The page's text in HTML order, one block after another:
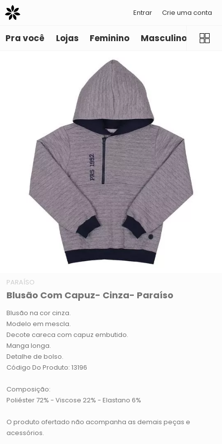
Entrar Crie uma conta
Pra você Lojas Feminino Masculino
PARAÍSO
Blusão Com Capuz- Cinza- Paraíso
Blusão na cor cinza.
Modelo em mescla.
Decote careca com capuz embutido.
Manga longa.
Detalhe de bolso.
Código Do Produto: 13196
Composição:
Poliéster 72% - Viscose 22% - Elastano 6%
O produto ofertado não acompanha as demais peças e
acessórios.